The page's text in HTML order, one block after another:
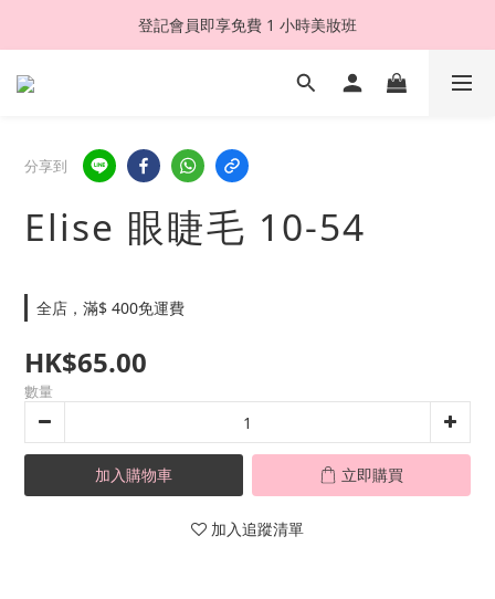
登記會員即享免費 1 小時美妝班
分享到
Elise 眼睫毛 10-54
全店，滿$ 400免運費
HK$65.00
數量
加入購物車 立即購買
加入追蹤清單